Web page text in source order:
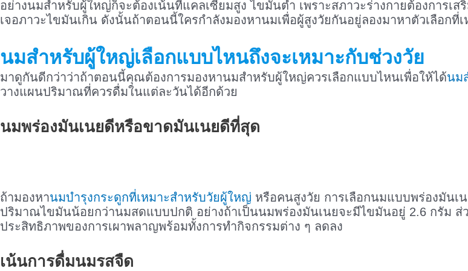
อย่างนมสำหรับผู้ใหญ่ก็จะต้องเน้นที่แคลเซียมสูง ไขมันต่ำ เพราะสภาวะร่างกายต้องการเ
เจอภาวะไขมันเกิน ดังนั้นถ้าตอนนี้ใครกำลังมองหานมเพื่อผู้สูงวัยกันอยู่ลองมาหาตัวเลือกที่
นมสำหรับผู้ใหญ่เลือกแบบไหนถึงจะเหมาะกับช่วงวัย
มาดูกันดีกว่าว่าถ้าตอนนี้คุณต้องการมองหานมสำหรับผู้ใหญ่ควรเลือกแบบไหนเพื่อให้ได้นม
วางแผนปริมาณที่ควรดื่มในแต่ละวันได้อีกด้วย
นมพร่องมันเนยดีหรือขาดมันเนยดีที่สุด
ถ้ามองหานมบำรุงกระดูกที่เหมาะสำหรับวัยผู้ใหญ่ หรือคนสูงวัย การเลือกนมแบบพร่องมันเ
ปริมาณไขมันน้อยกว่านมสดแบบปกติ อย่างถ้าเป็นนมพร่องมันเนยจะมีไขมันอยู่ 2.6 กรัม ส่
ประสิทธิภาพของการเผาพลาญพร้อมทั้งการทำกิจกรรมต่าง ๆ ลดลง
เน้นการดื่มนมรสจืด